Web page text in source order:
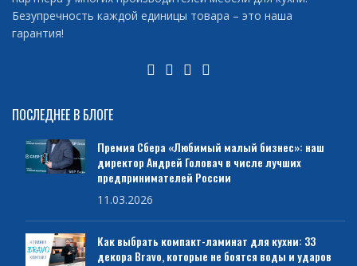
Безупречность каждой единицы товара – это наша
гарантия!
ПОСЛЕДНЕЕ В БЛОГЕ
Премия Сбера «Любимый малый бизнес»: наш
директор Андрей Головач в числе лучших
предпринимателей России
11.03.2026
Как выбрать компакт-ламинат для кухни: 33
декора Bravo, которые не боятся воды и ударов